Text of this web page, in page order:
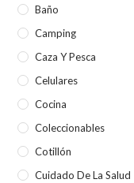
Baño
Camping
Caza Y Pesca
Celulares
Cocina
Coleccionables
Cotillón
Cuidado De La Salud